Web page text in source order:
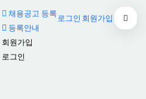
채용공고 등록
등록안내
회원가입
로그인
로그인 회원가입